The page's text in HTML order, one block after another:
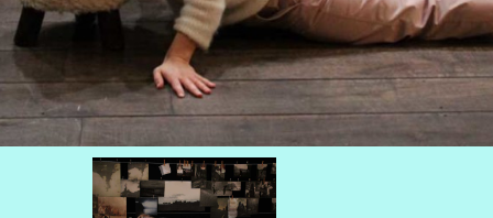
FACEBOOK